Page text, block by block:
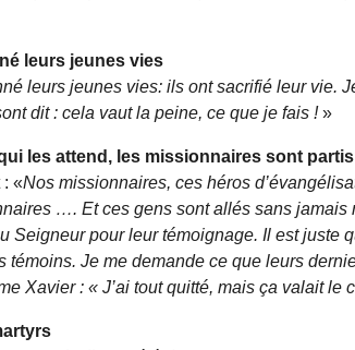
leurs jeunes vies
leurs jeunes vies: ils ont sacrifié leur vie.
dit : cela vaut la peine, ce que je fais !»
les attend, les missionnaires sont partis
: «Nos missionnaires, ces héros
…. Et ces gens sont allés sans
Seigneur pour leur témoignage. Il est juste
témoins. Je me demande ce que leurs
Xavier : « J’ai tout quitté, mais ça valait le